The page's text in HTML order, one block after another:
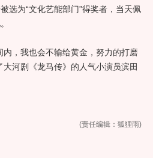
选为“文化艺能部门”得奖者，当天佩
，我也会不输给黄金，努力的打磨
大河剧《龙马传》的人气小演员滨田
(责任编辑：狐狸雨)